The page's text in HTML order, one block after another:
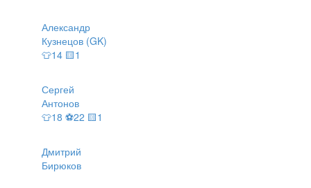
Александр
Кузнецов (GK)
👕14 🟨1
Сергей
Антонов
👕18 ⚽22 🟨1
Дмитрий
Бирюков